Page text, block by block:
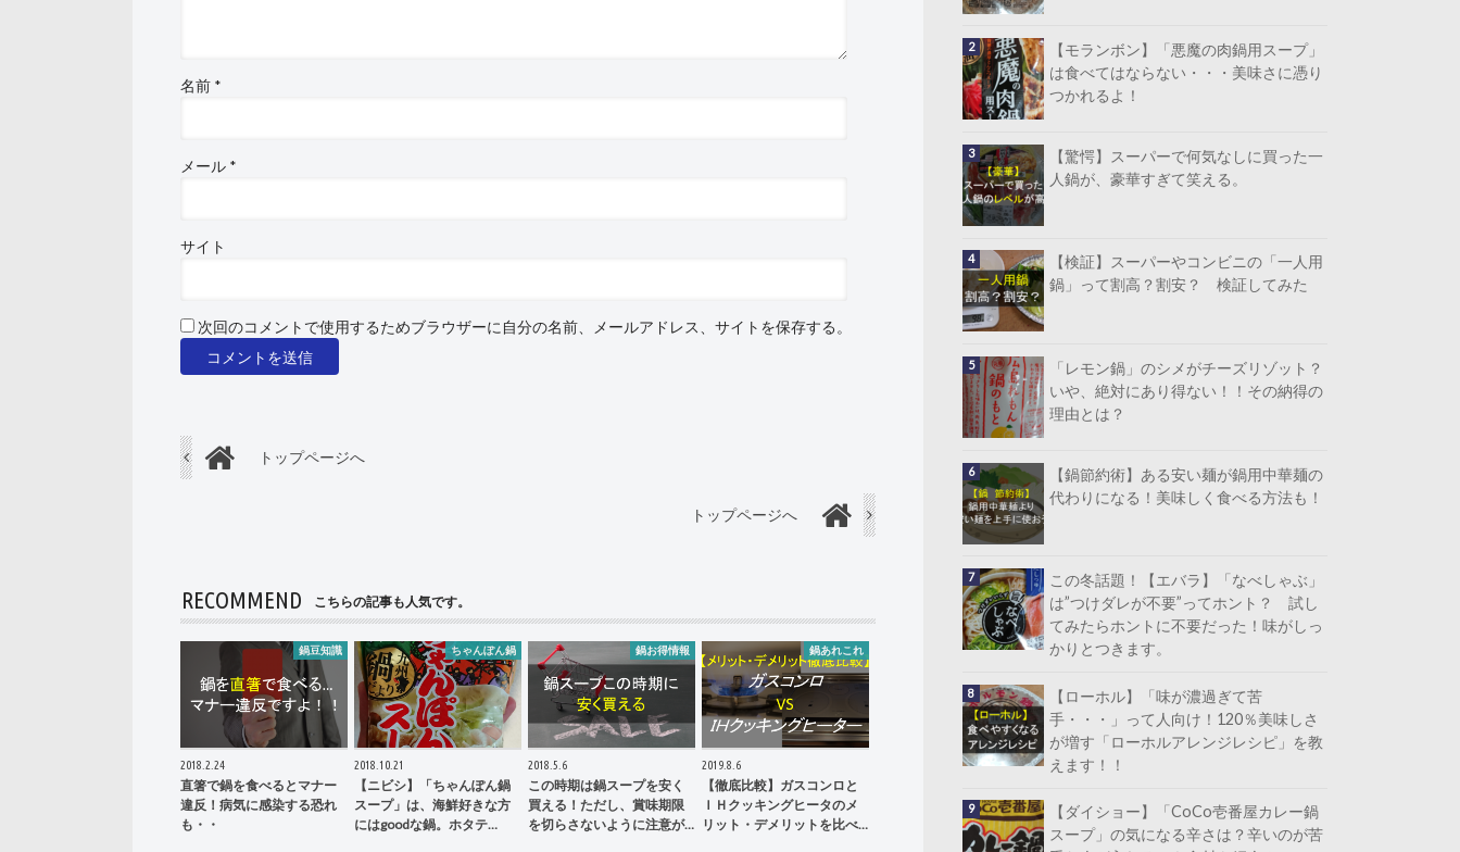
名前 *
メール *
サイト
次回のコメントで使用するためブラウザーに自分の名前、メールアドレス、サイトを保存する。
トップページへ
トップページへ
RECOMMEND こちらの記事も人気です。
鍋豆知識
2018.2.24
直箸で鍋を食べるとマナー
違反！病気に感染する恐れ
も・・
ちゃんぽん鍋
2018.10.21
【ニビシ】「ちゃんぽん鍋
スープ」は、海鮮好きな方
にはgoodな鍋。ホタテ…
鍋お得情報
2018.5.6
この時期は鍋スープを安く
買える！ただし、賞味期限
を切らさないように注意が…
鍋あれこれ
2019.8.6
【徹底比較】ガスコンロと
ＩＨクッキングヒータのメ
リット・デメリットを比べ…
【モランボン】「悪魔の肉鍋用スープ」
は食べてはならない・・・美味さに憑り
つかれるよ！
【驚愕】スーパーで何気なしに買った一
人鍋が、豪華すぎて笑える。
【検証】スーパーやコンビニの「一人用
鍋」って割高？割安？ 検証してみた
「レモン鍋」のシメがチーズリゾット？
いや、絶対にあり得ない！！その納得の
理由とは？
【鍋節約術】ある安い麺が鍋用中華麺の
代わりになる！美味しく食べる方法も！
この冬話題！【エバラ】「なべしゃぶ」
は”つけダレが不要”ってホント？ 試し
てみたらホントに不要だった！味がしっ
かりとつきます。
【ローホル】「味が濃過ぎて苦
手・・・」って人向け！120％美味しさ
が増す「ローホルアレンジレシピ」を教
えます！！
【ダイショー】「CoCo壱番屋カレー鍋
スープ」の気になる辛さは？辛いのが苦